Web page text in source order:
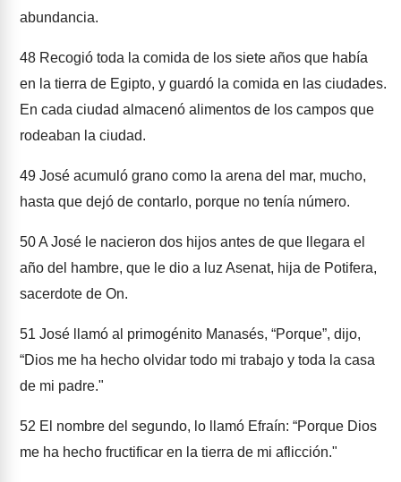
abundancia.
48 Recogió toda la comida de los siete años que había
en la tierra de Egipto, y guardó la comida en las ciudades.
En cada ciudad almacenó alimentos de los campos que
rodeaban la ciudad.
49 José acumuló grano como la arena del mar, mucho,
hasta que dejó de contarlo, porque no tenía número.
50A José le nacieron dos hijos antes de que llegara el
año del hambre, que le dio a luz Asenat, hija de Potifera,
sacerdote de On.
51 José llamó al primogénito Manasés, “Porque”, dijo,
“Dios me ha hecho olvidar todo mi trabajo y toda la casa
de mi padre."
52 El nombre del segundo, lo llamó Efraín: “Porque Dios
me ha hecho fructificar en la tierra de mi aflicción."